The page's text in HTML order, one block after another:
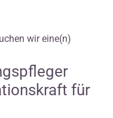
wir eine(n)
für